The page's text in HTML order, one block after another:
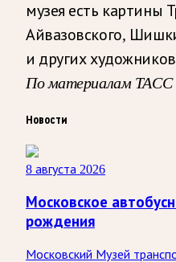
музея есть картины
Айвазовского,
и других
По материалам ТАСС
Новости
8 августа 2026
Московское
рождения
Московский Музей